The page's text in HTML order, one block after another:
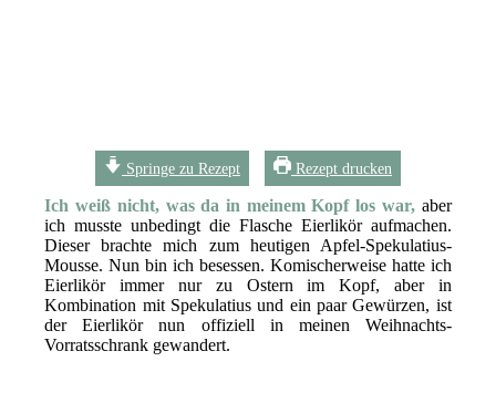
Springe zu Rezept Rezept drucken
Ich weiß nicht, was da in meinem Kopf los war,aber
ich musste unbedingt die Flasche Eierlikör aufmachen.
Dieser brachte mich zum heutigen Apfel-Spekulatius-
Mousse. Nun bin ich besessen. Komischerweise hatte ich
Eierlikör immer nur zu Ostern im Kopf, aber in
Kombination mit Spekulatius und ein paar Gewürzen, ist
der Eierlikör nun offiziell in meinen Weihnachts-
Vorratsschrank gewandert.